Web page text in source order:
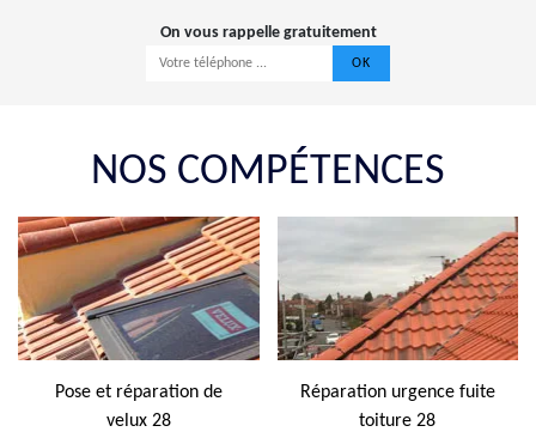
On vous rappelle gratuitement
NOS COMPÉTENCES
Pose et réparation de
velux 28
Réparation urgence fuite
toiture 28